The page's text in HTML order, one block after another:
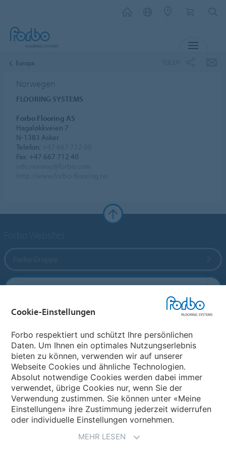
Europa
Norwegen
FLOORING SYSTEMS
Forbo Flooring AS
Hagaløkkveien 7
N-1383 Asker
Telefon:
Fax: +47 667 712 40
Forbo Flooring Systems
Forbo Movement Systems
Land auswählen
Land auswählen
Cookie-Einstellungen
Forbo respektiert und schützt Ihre persönlichen
Daten. Um Ihnen ein optimales Nutzungserlebnis
bieten zu können, verwenden wir auf unserer
Webseite Cookies und ähnliche Technologien.
Absolut notwendige Cookies werden dabei immer
verwendet, übrige Cookies nur, wenn Sie der
Verwendung zustimmen. Sie können unter «Meine
Einstellungen» ihre Zustimmung jederzeit widerrufen
oder individuelle Einstellungen vornehmen.
MEHR LESEN